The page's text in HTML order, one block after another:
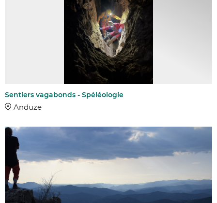
Sentiers vagabonds - Spéléologie
Anduze